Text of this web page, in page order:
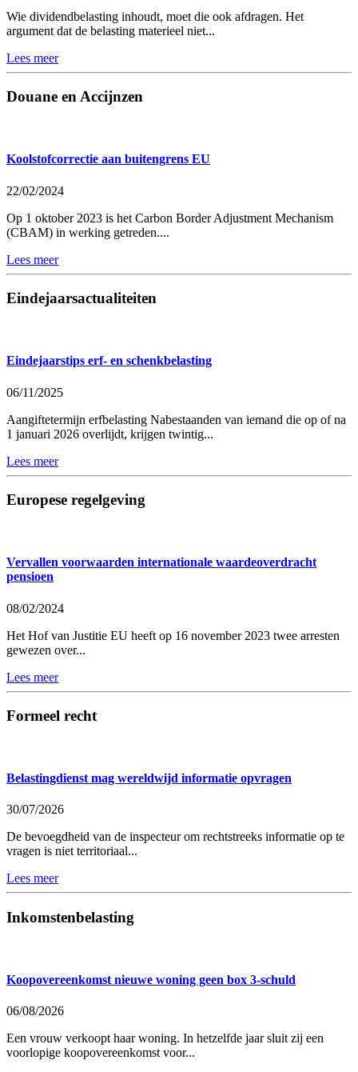
Wie dividendbelasting inhoudt, moet die ook afdragen. Het
argument dat de belasting materieel niet...
Lees meer
Douane en Accijnzen
Koolstofcorrectie aan buitengrens EU
22/02/2024
Op 1 oktober 2023 is het Carbon Border Adjustment Mechanism
(CBAM) in werking getreden....
Lees meer
Eindejaarsactualiteiten
Eindejaarstips erf- en schenkbelasting
06/11/2025
Aangiftetermijn erfbelasting Nabestaanden van iemand die op of na
1 januari 2026 overlijdt, krijgen twintig...
Lees meer
Europese regelgeving
Vervallen voorwaarden internationale waardeoverdracht
pensioen
08/02/2024
Het Hof van Justitie EU heeft op 16 november 2023 twee arresten
gewezen over...
Lees meer
Formeel recht
Belastingdienst mag wereldwijd informatie opvragen
30/07/2026
De bevoegdheid van de inspecteur om rechtstreeks informatie op te
vragen is niet territoriaal...
Lees meer
Inkomstenbelasting
Koopovereenkomst nieuwe woning geen box 3-schuld
06/08/2026
Een vrouw verkoopt haar woning. In hetzelfde jaar sluit zij een
voorlopige koopovereenkomst voor...